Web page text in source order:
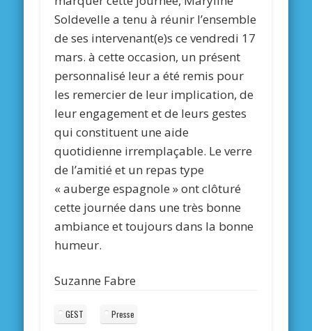
Soldevelle a tenu à réunir l’ensemble
de ses intervenant(e)s ce vendredi 17
mars. à cette occasion, un présent
personnalisé leur a été remis pour
les remercier de leur implication, de
leur engagement et de leurs gestes
qui constituent une aide
quotidienne irremplaçable. Le verre
de l’amitié et un repas type
« auberge espagnole » ont clôturé
cette journée dans une très bonne
ambiance et toujours dans la bonne
humeur.
Suzanne Fabre
GEST Presse